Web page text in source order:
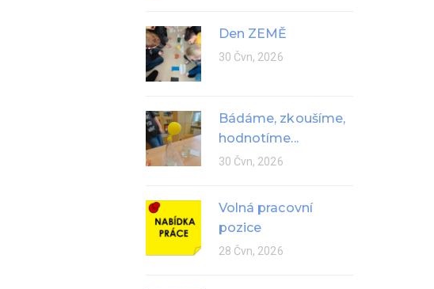
Den ZEMĚ
30 Čvn, 2026
Bádáme, zkoušíme,
hodnotíme...
30 Čvn, 2026
Volná pracovní
pozice
28 Čvn, 2026